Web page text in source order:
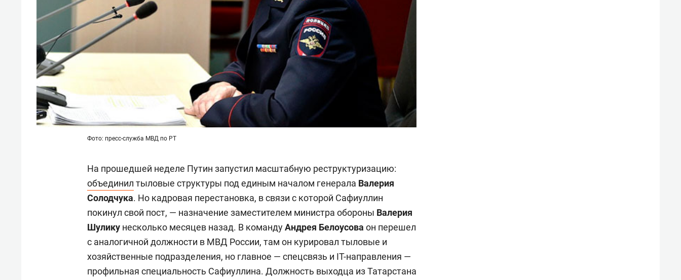
Фото: пресс-служба МВД по РТ
На прошедшей неделе Путин запустил масштабную реструктуризацию:
объединил тыловые структуры под единым началом генерала Валерия
Солодчука. Но кадровая перестановка, в связи с которой Сафиуллин
покинул свой пост, — назначение заместителем министра обороны Валерия
Шулику несколько месяцев назад. В командуАндрея Белоусова он перешел
с аналогичной должности в МВД России, там он курировал тыловые и
хозяйственные подразделения, но главное — спецсвязь и IT-направления —
профильная специальность Сафиуллина. Должность выходца из Татарстана